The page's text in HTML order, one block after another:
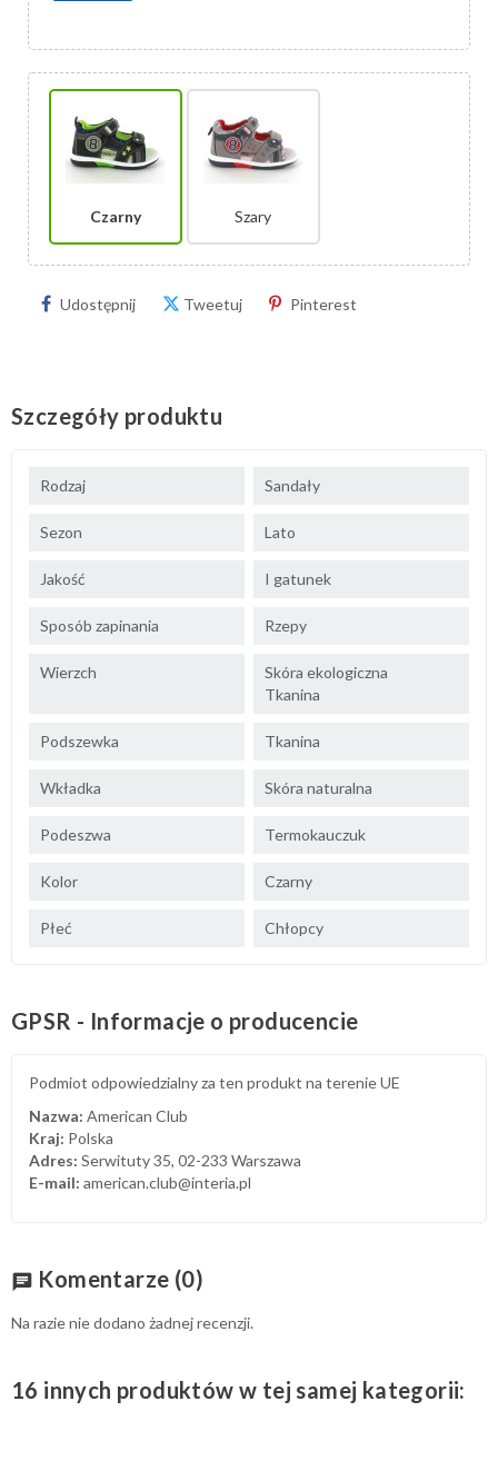
Czarny Szary
Udostępnij Tweetuj Pinterest
Szczegóły produktu
Rodzaj Sandały
Sezon Lato
Jakość I gatunek
Sposób zapinania Rzepy
Wierzch
Skóra ekologiczna
Tkanina
Podszewka Tkanina
Wkładka Skóra naturalna
Podeszwa Termokauczuk
Kolor Czarny
Płeć Chłopcy
GPSR - Informacje o producencie
Podmiot odpowiedzialny za ten produkt na terenie UE
Nazwa: American Club
Kraj: Polska
Adres: Serwituty 35, 02-233 Warszawa
E-mail: american.club@interia.pl
chat Komentarze (0)
Na razie nie dodano żadnej recenzji.
16 innych produktów w tej samej kategorii: